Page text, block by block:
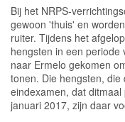
Bij het NRPS-
gewoon 'thuis' en
ruiter. Tijdens het
hengsten in een
naar Ermelo gekomen
tonen. Die hengsten,
eindexamen, dat
januari 2017, zijn daar